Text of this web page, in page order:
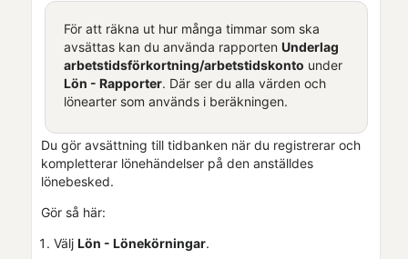
För att räkna ut hur många timmar som ska
avsättas kan du använda rapporten Underlag
arbetstidsförkortning/arbetstidskonto under
Lön - Rapporter. Där ser du alla värden och
lönearter som används i beräkningen.
Du gör avsättning till tidbanken när du registrerar och
kompletterar lönehändelser på den anställdes
lönebesked.
Gör så här:
Välj Lön - Lönekörningar.